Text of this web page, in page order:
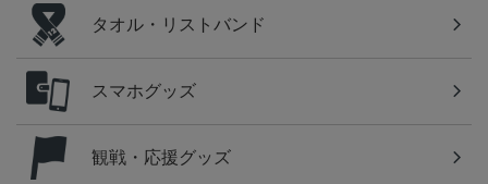
タオル・リストバンド
スマホグッズ
観戦・応援グッズ